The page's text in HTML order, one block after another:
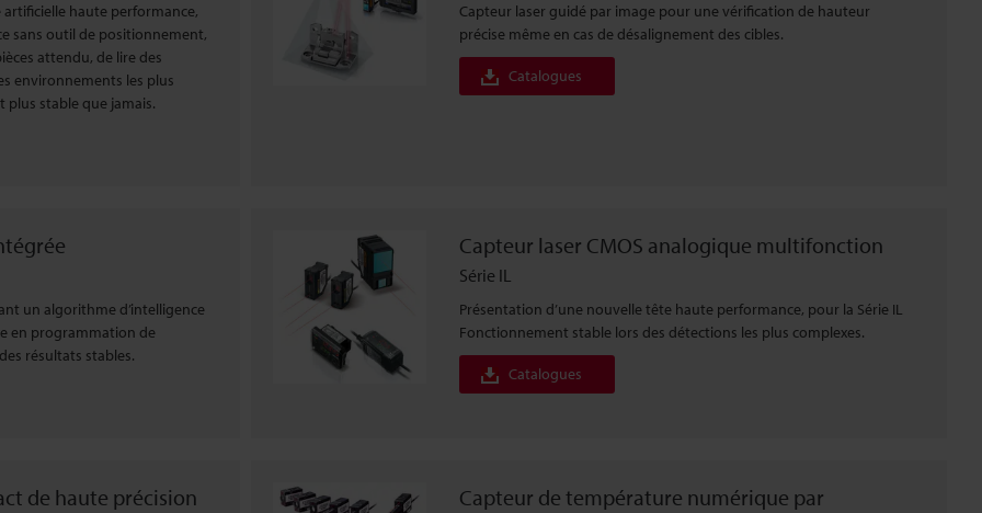
haute performance,
sans outil de positionnement,
attendu, de lire des
environnements les plus
plus stable que jamais.
Capteur laser guidé par image pour une vérification de hauteur
précise même en cas de désalignement des cibles.
Catalogues
un algorithme d’intelligence
en programmation de
résultats stables.
Capteur laser CMOS analogique multifonction
Série IL
Présentation d’une nouvelle tête haute performance, pour la Série IL
Fonctionnement stable lors des détections les plus complexes.
Catalogues
de haute précision
Capteur de température numérique par